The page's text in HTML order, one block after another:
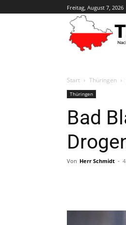
Freitag, August 7, 2026
Start Thüringen
Thüringen
Bad
Von Herr Schmidt -